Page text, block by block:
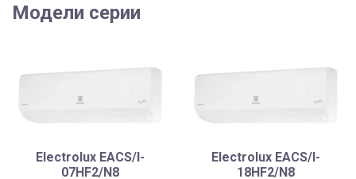
Модели серии
Electrolux EACS/I-
07HF2/N8
Electrolux EACS/I-
18HF2/N8